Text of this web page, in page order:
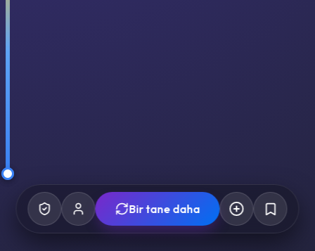
Bir tane daha